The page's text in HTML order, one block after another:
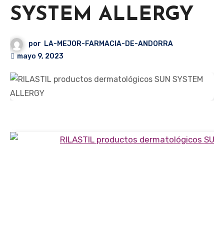
SYSTEM ALLERGY
por LA-MEJOR-FARMACIA-DE-ANDORRA
mayo 9, 2023